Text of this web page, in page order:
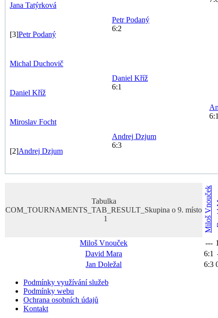
Jana Tatýrková
[3]Petr Podaný
Michal Duchovič
Daniel Kříž
Miroslav Focht
[2]Andrej Dzjum
Petr Podaný
6:2
Daniel Kříž
6:1
Andrej Dzjum
6:3
Tabulka
COM_TOURNAMENTS_TAB_RESULT_Skupina o 9. místo
1
Miloš
Vnouček
Miloš Vnouček ---
David Mara 6:1
Jan Doležal 6:3
Podmínky využívání služeb
Podmínky webu
Ochrana osobních údajů
Kontakt